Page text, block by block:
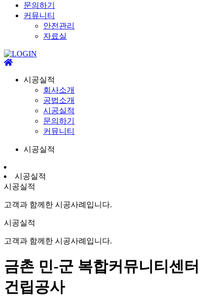
문의하기
커뮤니티
안전관리
자료실
시공실적
회사소개
공법소개
시공실적
문의하기
커뮤니티
시공실적
시공실적
시공실적
고객과 함께한 시공사례입니다.
시공실적
고객과 함께한 시공사례입니다.
금촌 민-군 복합커뮤니티센터
건립공사